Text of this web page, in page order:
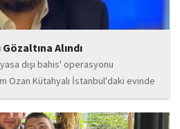
Alındı
dışı bahis' operasyonu
Ozan Kütahyalı İstanbul'daki evinde